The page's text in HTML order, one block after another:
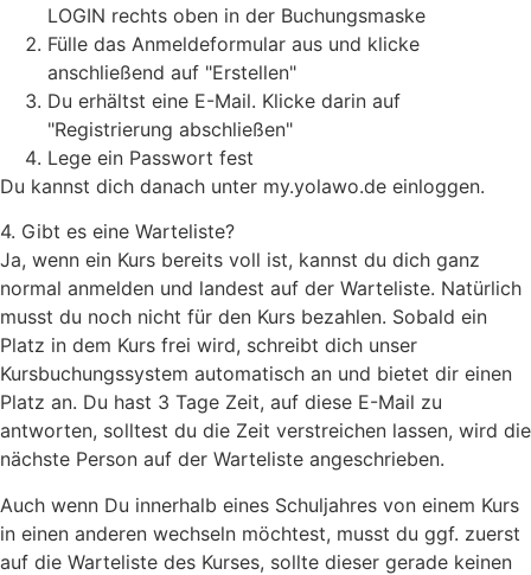
LOGIN rechts oben in der Buchungsmaske
Fülle das Anmeldeformular aus und klicke
anschließend auf "Erstellen"
Du erhältst eine E-Mail. Klicke darin auf
"Registrierung abschließen"
Lege ein Passwort fest
Du kannst dich danach unter my.yolawo.de einloggen.
4. Gibt es eine Warteliste?
Ja, wenn ein Kurs bereits voll ist, kannst du dich ganz
normal anmelden und landest auf der Warteliste. Natürlich
musst du noch nicht für den Kurs bezahlen. Sobald ein
Platz in dem Kurs frei wird, schreibt dich unser
Kursbuchungssystem automatisch an und bietet dir einen
Platz an. Du hast 3 Tage Zeit, auf diese E-Mail zu
antworten, solltest du die Zeit verstreichen lassen, wird die
nächste Person auf der Warteliste angeschrieben.
Auch wenn Du innerhalb eines Schuljahres von einem Kurs
in einen anderen wechseln möchtest, musst du ggf. zuerst
auf die Warteliste des Kurses, sollte dieser gerade keinen